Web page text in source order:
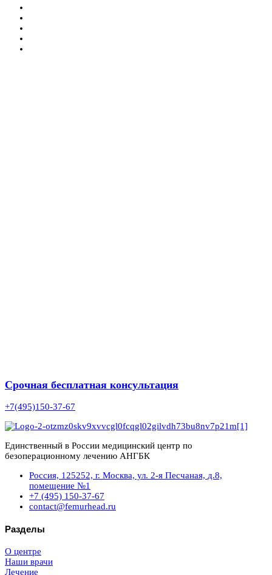
Срочная бесплатная консультация
+7(495)150-37-67
Единственный в России медицинский центр по
безоперационному лечению АНГБК
Россия, 125252, г. Москва, ул. 2-я Песчаная, д.8,
помещение №1
+7 (495) 150-37-67
contact@femurhead.ru
Разделы
О центре
Наши врачи
Лечение